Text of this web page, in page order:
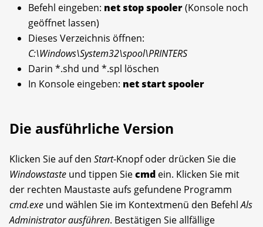
Befehl eingeben: net stop spooler(Konsole noch
geöffnet lassen)
Dieses Verzeichnis öffnen:
C:\Windows\System32\spool\PRINTERS
Darin *.shd und *.spl löschen
In Konsole eingeben: net start spooler
Die ausführliche Version
Klicken Sie auf den Start-Knopf oder drücken Sie die
Windowstaste und tippen Siecmd ein. Klicken Sie mit
der rechten Maustaste aufs gefundene Programm
cmd.exe und wählen Sie im Kontextmenü den BefehlAls
Administrator ausführen. Bestätigen Sie allfällige